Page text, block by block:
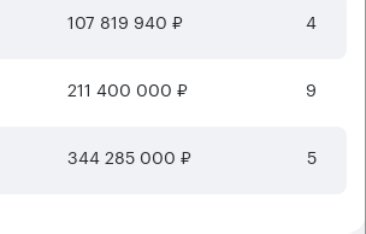
107 819 940 ₽ 4
211 400 000 ₽ 9
344 285 000 ₽ 5